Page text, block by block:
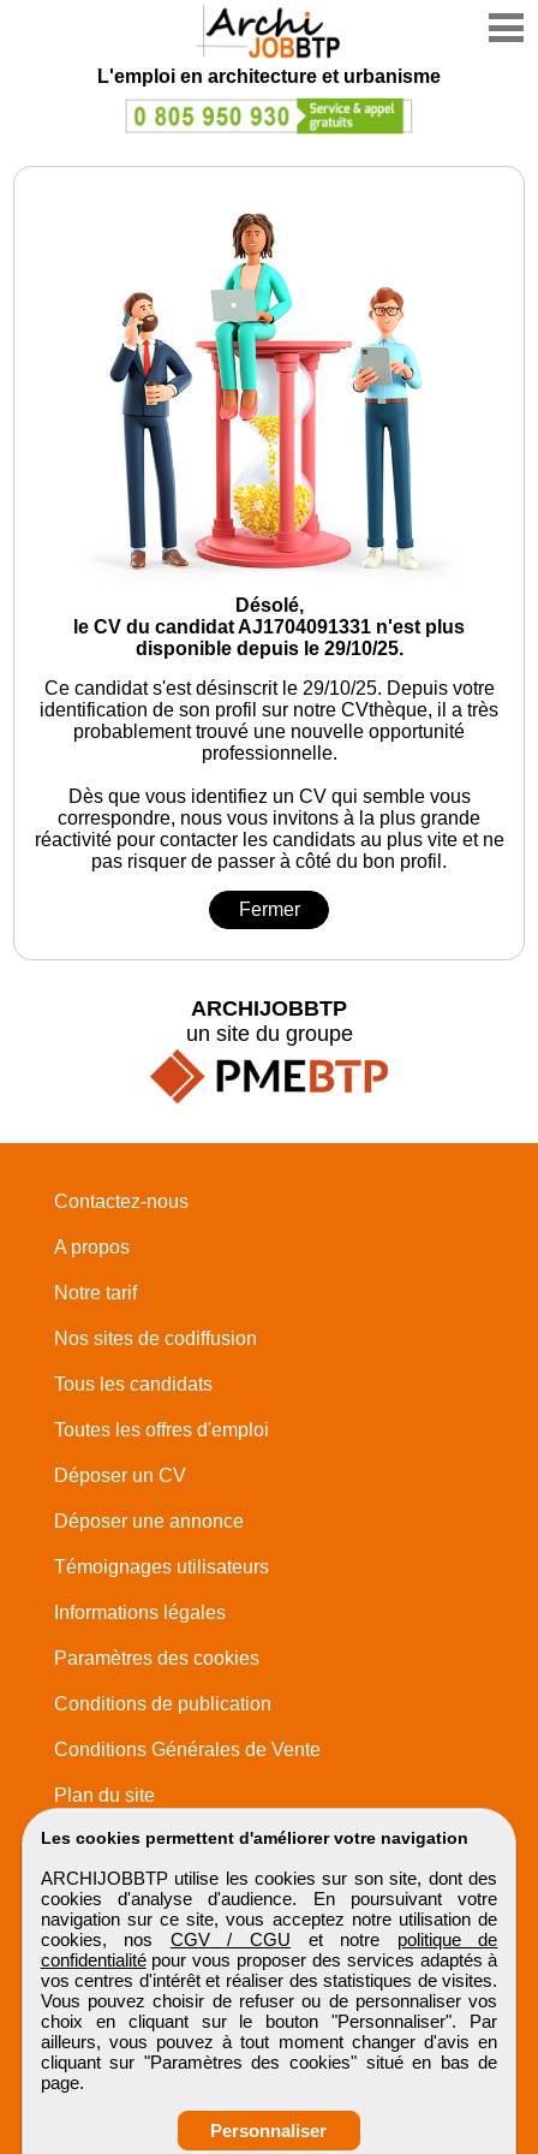
L'emploi en architecture et urbanisme
Désolé,
le CV du candidat AJ1704091331 n'est plus
disponible depuis le 29/10/25.
Ce candidat s'est désinscrit le 29/10/25. Depuis votre
identification de son profil sur notre CVthèque, il a très
probablement trouvé une nouvelle opportunité
professionnelle.
Dès que vous identifiez un CV qui semble vous
correspondre, nous vous invitons à la plus grande
réactivité pour contacter les candidats au plus vite et ne
pas risquer de passer à côté du bon profil.
Fermer
Les cookies permettent d'améliorer votre navigation
ARCHIJOBBTP utilise les cookies sur son site, dont des
cookies d'analyse d'audience. En poursuivant votre
navigation sur ce site, vous acceptez notre utilisation de
cookies, nos CGV / CGU et notre politique de
confidentialitépour vous proposer des services adaptés à
vos centres d'intérêt et réaliser des statistiques de visites.
Vous pouvez choisir de refuser ou de personnaliser vos
choix en cliquant sur le bouton "Personnaliser". Par
ailleurs, vous pouvez à tout moment changer d'avis en
cliquant sur "Paramètres des cookies" situé en bas de
page.
Personnaliser
ARCHIJOBBTP
un site du groupe
Contactez-nous
A propos
Notre tarif
Nos sites de codiffusion
Tous les candidats
Toutes les offres d'emploi
Déposer un CV
Déposer une annonce
Témoignages utilisateurs
Informations légales
Paramètres des cookies
Conditions de publication
Conditions Générales de Vente
Plan du site